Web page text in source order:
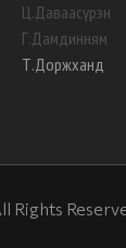
Ц.Даваасүрэн
Г.Дамдинням
Т.Доржханд
Rights